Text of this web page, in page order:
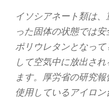
イソシアネート類は
った固体の状態では安
ポリウレタンとなっ
して空気中に放出さ
ます。厚労省の研究
使用しているアイロン